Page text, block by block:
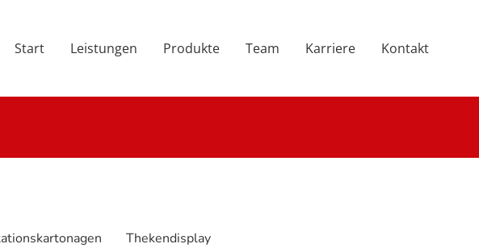
Start Leistungen Produkte Team Karriere Kontakt
Thekendisplay